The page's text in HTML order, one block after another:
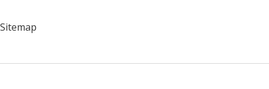
Sitemap